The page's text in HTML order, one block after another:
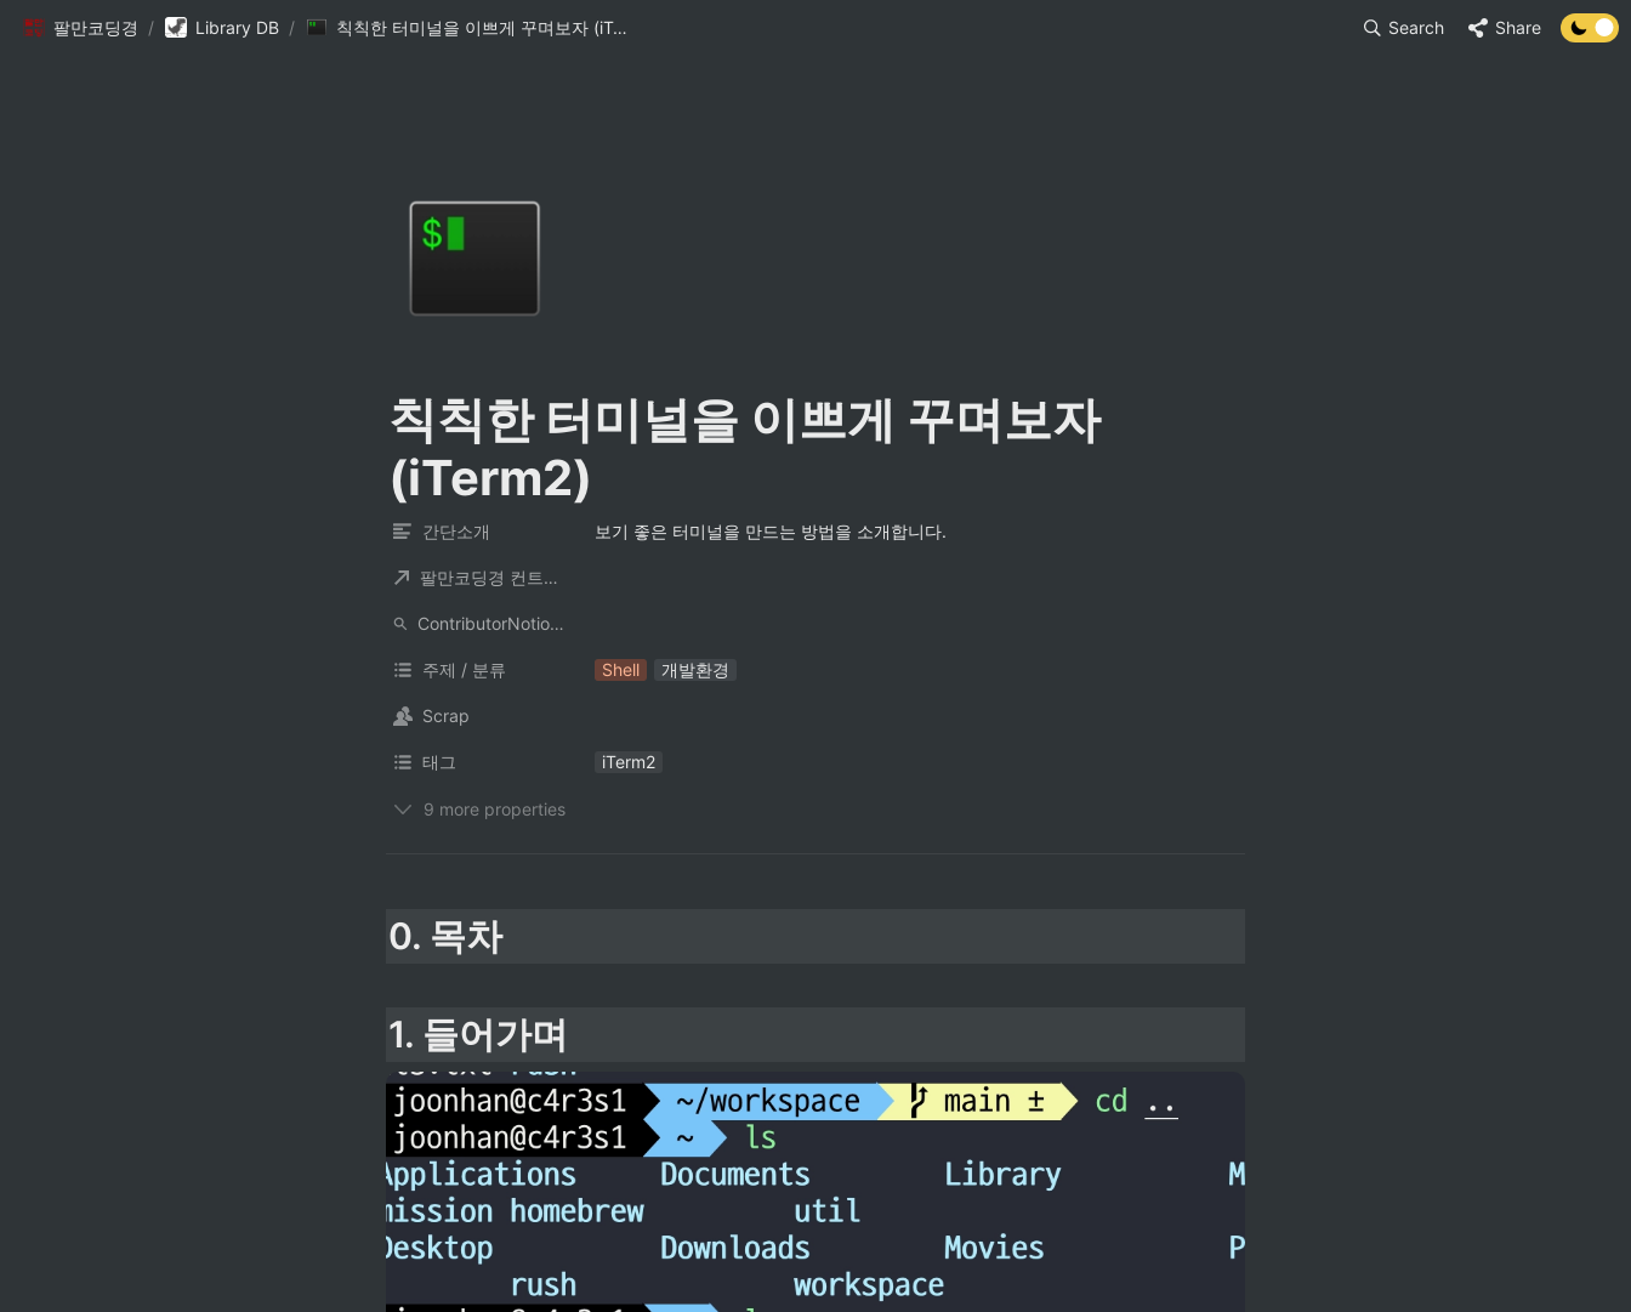
팔만코딩경 / Library DB / 칙칙한 터미널을 이쁘게 꾸며보자 (iTerm2) Search Share
칙칙한 터미널을 이쁘게 꾸며보자
(iTerm2)
간단소개 보기 좋은 터미널을 만드는 방법을 소개합니다.
팔만코딩경 컨트리뷰터
ContributorNotionAccount
주제 / 분류 Shell 개발환경
Scrap
태그 iTerm2
9 more properties
0. 목차
1. 들어가며